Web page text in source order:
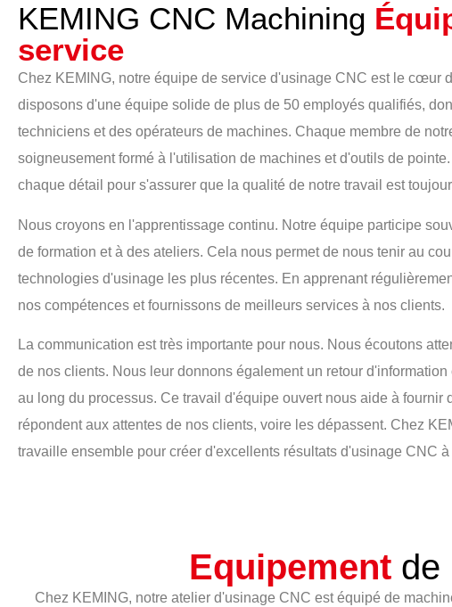
KEMING CNC Machining
service
Chez KEMING, notre équipe de service d'usinage CNC est le cœur
disposons d'une équipe solide de plus de 50 employés qualifiés,
techniciens et des opérateurs de machines. Chaque membre de
soigneusement formé à l'utilisation de machines et d'outils de
chaque détail pour s'assurer que la qualité de notre travail est
Nous croyons en l'apprentissage continu. Notre équipe participe
de formation et à des ateliers. Cela nous permet de nous tenir au
technologies d'usinage les plus récentes. En apprenant
nos compétences et fournissons de meilleurs services à nos clients.
La communication est très importante pour nous. Nous écoutons
de nos clients. Nous leur donnons également un retour d'information
au long du processus. Ce travail d'équipe ouvert nous aide à fournir
répondent aux attentes de nos clients, voire les dépassent. Chez
travaille ensemble pour créer d'excellents résultats d'usinage CNC
Equipementde
Chez KEMING, notre atelier d'usinage CNC est équipé de